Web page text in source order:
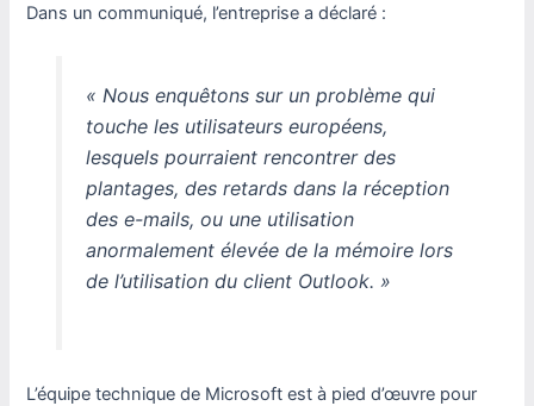
Dans un communiqué, l’entreprise a déclaré :
« Nous enquêtons sur un problème qui
touche les utilisateurs européens,
lesquels pourraient rencontrer des
plantages, des retards dans la réception
des e-mails, ou une utilisation
anormalement élevée de la mémoire lors
de l’utilisation du client Outlook. »
L’équipe technique de Microsoft est à pied d’œuvre pour